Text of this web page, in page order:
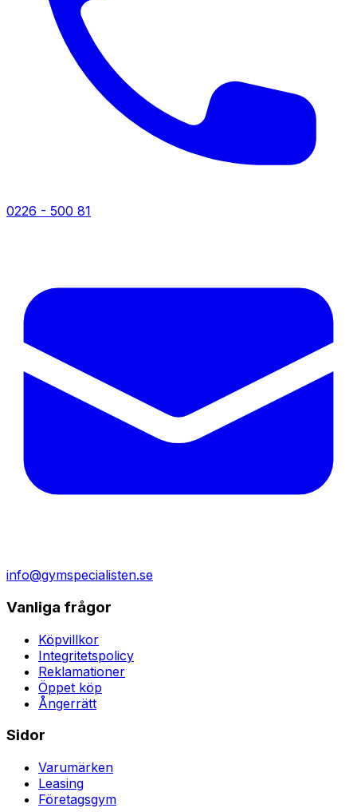
0226 - 500 81
info@gymspecialisten.se
Vanliga frågor
Köpvillkor
Integritetspolicy
Reklamationer
Öppet köp
Ångerrätt
Sidor
Varumärken
Leasing
Företagsgym